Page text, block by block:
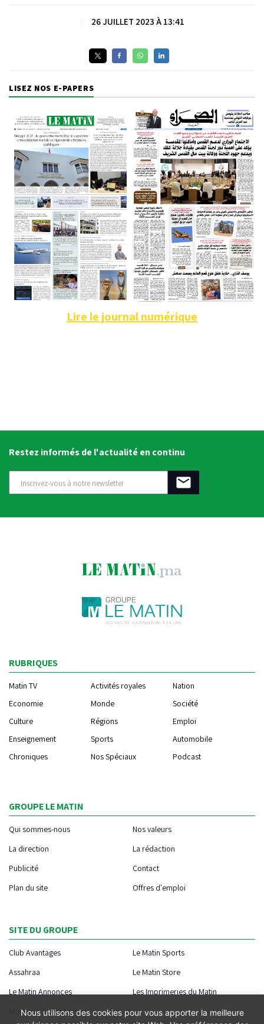
26 JUILLET 2023 À 13:41
LISEZ NOS E-PAPERS
Lire le journal numérique
Restez informés de l'actualité en continu
RUBRIQUES
Matin TV Activités royales
Nation
Economie
Monde
Société
Culture
Régions
Emploi
Enseignement
Sports
Automobile
Chroniques
Nos Spéciaux Podcast
GROUPE LE MATIN
Qui sommes-nous
Nos valeurs
La direction
La rédaction
Publicité
Contact
Plan du site
Offres d'emploi
SITE DU GROUPE
Club Avantages
Le Matin Sports
Assahraa
Le Matin Store
Le Matin Annonces
Les Imprimeries du Matin
Morocco Today Forum
Nous utilisons des cookies pour vous apporter la meilleure